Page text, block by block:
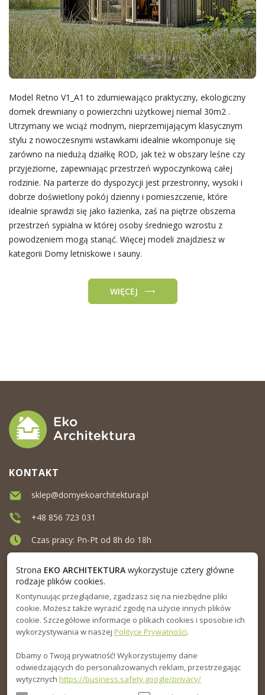
Model Retno V1_A1 to zdumiewająco praktyczny, ekologiczny
domek drewniany o powierzchni użytkowej niemal 30m2 .
Utrzymany we wciąż modnym, nieprzemijającym klasycznym
stylu z nowoczesnymi wstawkami idealnie wkomponuje się
zarówno na niedużą działkę ROD, jak też w obszary leśne czy
przyjeziorne, zapewniając przestrzeń wypoczynkową całej
rodzinie. Na parterze do dyspozycji jest przestronny, wysoki i
dobrze doświetlony pokój dzienny i pomieszczenie, które
idealnie sprawdzi się jako łazienka, zaś na piętrze obszerna
przestrzeń sypialna w której osoby średniego wzrostu z
powodzeniem mogą stanąć. Więcej modeli znajdziesz w
kategorii Domy letniskowe i sauny.
WIĘCEJ
MENU
INFORMACJA
PORADNIK
KONTAKT
sklep@domyekoarchitektura.pl
+48 856 723 031
Czas pracy: Pn-Pt od 8h do 18h
Strona EKO ARCHITEKTURAwykorzystuje cztery główne
rodzaje plików cookies.
Kontynuując przeglądanie, zgadzasz się na niezbędne pliki
cookie. Możesz także wyrazić zgodę na użycie innych plików
cookie. Szczegółowe informacje o plikach cookies i sposobie ich
wykorzystywania w naszej Polityce Prywatności.
Dbamy o Twoją prywatność! Wykorzystujemy dane
odwiedzających do personalizowanych reklam, przestrzegając
wytycznych https://business.safety.google/privacy/